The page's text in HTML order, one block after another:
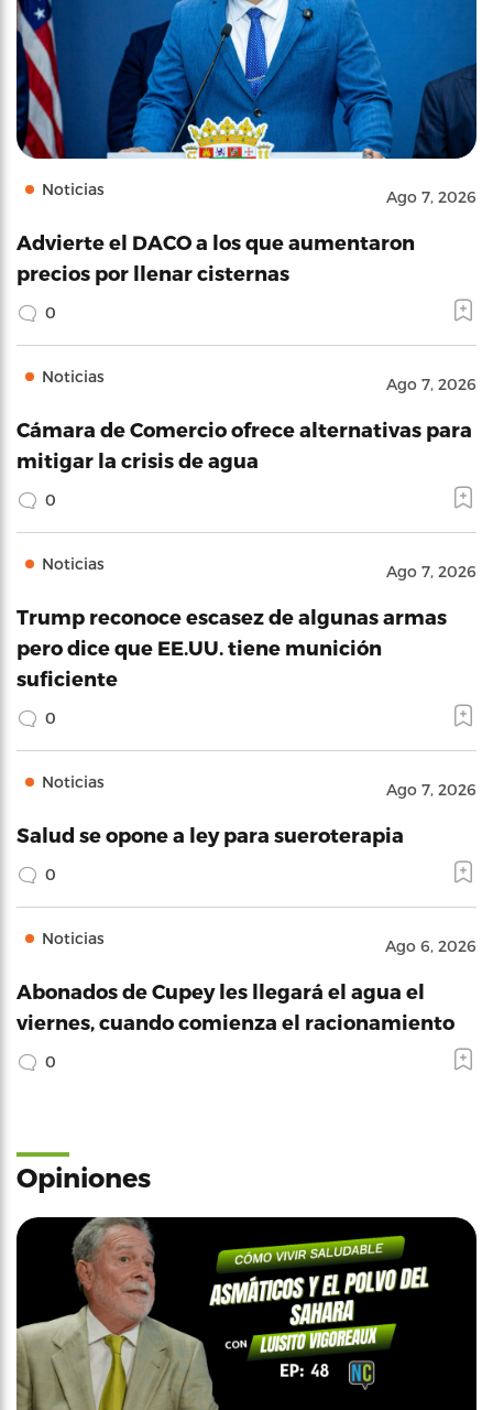
Noticias Ago 7, 2026
Advierte el DACO a los que aumentaron
precios por llenar cisternas
0
Noticias Ago 7, 2026
Cámara de Comercio ofrece alternativas para
mitigar la crisis de agua
0
Noticias Ago 7, 2026
Trump reconoce escasez de algunas armas
pero dice que EE.UU. tiene munición
suficiente
0
Noticias Ago 7, 2026
Salud se opone a ley para sueroterapia
0
Noticias Ago 6, 2026
Abonados de Cupey les llegará el agua el
viernes, cuando comienza el racionamiento
0
Opiniones